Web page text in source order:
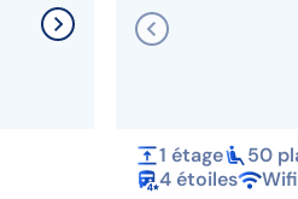
1 étage
50
4 étoiles
Wifi